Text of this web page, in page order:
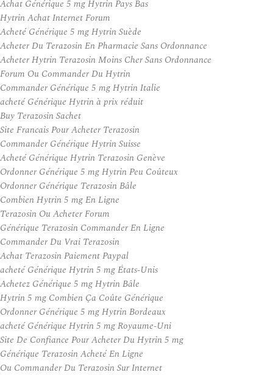
Achat Générique 5 mg Hytrin Pays Bas
Hytrin Achat Internet Forum
Acheté Générique 5 mg Hytrin Suède
Acheter Du Terazosin En Pharmacie Sans Ordonnance
Acheter Hytrin Terazosin Moins Cher Sans Ordonnance
Forum Ou Commander Du Hytrin
Commander Générique 5 mg Hytrin Italie
acheté Générique Hytrin à prix réduit
Buy Terazosin Sachet
Site Francais Pour Acheter Terazosin
Commander Générique Hytrin Suisse
Acheté Générique Hytrin Terazosin Genève
Ordonner Générique 5 mg Hytrin Peu Coûteux
Ordonner Générique Terazosin Bâle
Combien Hytrin 5 mg En Ligne
Terazosin Ou Acheter Forum
Générique Terazosin Commander En Ligne
Commander Du Vrai Terazosin
Achat Terazosin Paiement Paypal
acheté Générique Hytrin 5 mg États-Unis
Achetez Générique 5 mg Hytrin Bâle
Hytrin 5 mg Combien Ça Coûte Générique
Ordonner Générique 5 mg Hytrin Bordeaux
acheté Générique Hytrin 5 mg Royaume-Uni
Site De Confiance Pour Acheter Du Hytrin 5 mg
Générique Terazosin Acheté En Ligne
Ou Commander Du Terazosin Sur Internet